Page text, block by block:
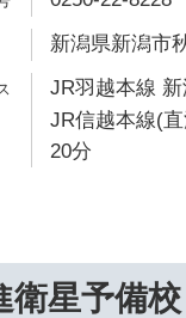
新潟県新潟市
JR羽越本線
JR信越本線(
20分
衛星予備校